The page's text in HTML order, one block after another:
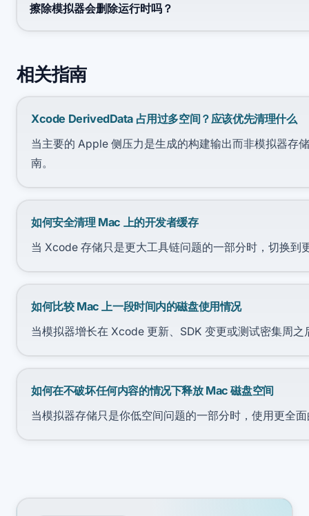
擦除模拟器会删除运行时吗？
相关指南
Xcode DerivedData 占用过多空间？应该优先清理什么
当主要的 Apple 侧压力是生成的构建输出而非模拟器存
南。
如何安全清理 Mac 上的开发者缓存
当 Xcode 存储只是更大工具链问题的一部分时，切换到
如何比较 Mac 上一段时间内的磁盘使用情况
当模拟器增长在 Xcode 更新、SDK 变更或测试密集周
如何在不破坏任何内容的情况下释放 Mac 磁盘空间
当模拟器存储只是你低空间问题的一部分时，使用更全